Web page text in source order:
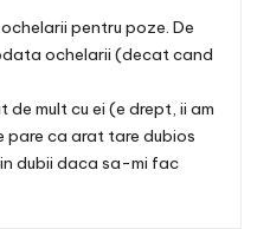
pentru poze. De
ochelarii (decat cand
mult cu ei (e drept, ii am
ca arat tare dubios
dubii daca sa-mi fac